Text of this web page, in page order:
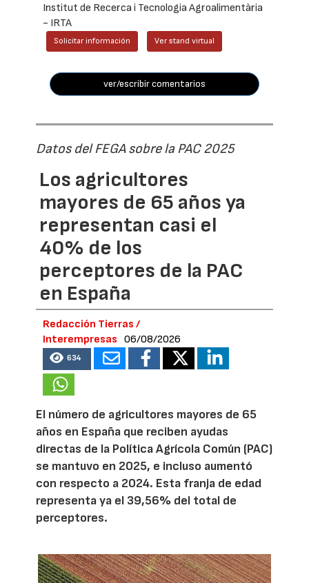
Institut de Recerca i Tecnologia Agroalimentària
- IRTA
Solicitar información Ver stand virtual
ver/escribir comentarios
Datos del FEGA sobre la PAC 2025
Los agricultores
mayores de 65 años ya
representan casi el
40% de los
perceptores de la PAC
en España
Redacción Tierras /
Interempresas
06/08/2026
634
El número de agricultores mayores de 65
años en España que reciben ayudas
directas de la Política Agrícola Común (PAC)
se mantuvo en 2025, e incluso aumentó
con respecto a 2024. Esta franja de edad
representa ya el 39,56% del total de
perceptores.